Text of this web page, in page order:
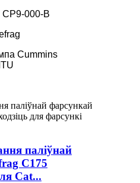
CP9-000-B
Cummins
паліўнай
C175
Cat...